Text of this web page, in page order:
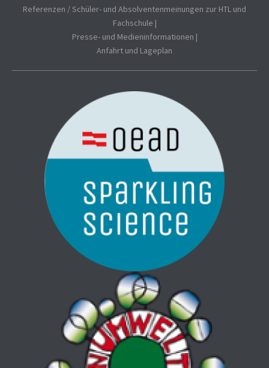
Referenzen / Schüler- und Absolventenmeinungen zur HTL und
Fachschule |
Presse- und Medieninformationen |
Anfahrt und Lageplan